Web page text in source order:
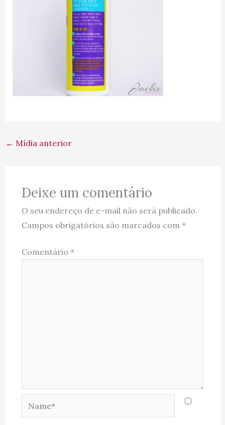
← Mídia anterior
Deixe um comentário
O seu endereço de e-mail não será publicado.
Campos obrigatórios são marcados com *
Comentário *
Name*